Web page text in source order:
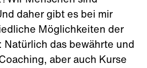
daher gibt es bei mir
Möglichkeiten der
Natürlich das bewährte und
aber auch Kurse